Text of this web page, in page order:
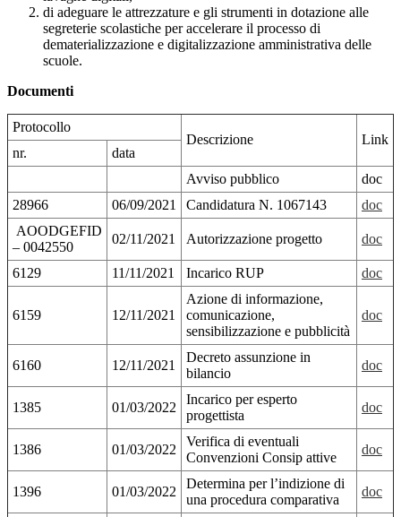
di adeguare le attrezzature e gli strumenti in dotazione alle
segreterie scolastiche per accelerare il processo di
dematerializzazione e digitalizzazione amministrativa delle
scuole.
Documenti
Protocollo
Descrizione
Link
nr.
data
Avviso pubblico
doc
28966
06/09/2021 Candidatura N. 1067143
doc
AOODGEFID
– 0042550
02/11/2021 Autorizzazione progetto doc
6129 11/11/2021 Incarico RUP doc
6159 12/11/2021
Azione di informazione,
comunicazione,
sensibilizzazione e pubblicità
doc
6160 12/11/2021
Decreto assunzione in
bilancio
doc
1385 01/03/2022
Incarico per esperto
progettista
doc
1386 01/03/2022
Verifica di eventuali
Convenzioni Consip attive
doc
1396 01/03/2022
Determina per l’indizione di
una procedura comparativa
doc